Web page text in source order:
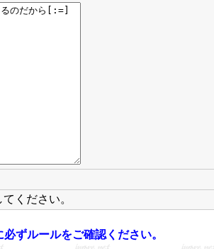
ください。
ずルールをご確認ください。